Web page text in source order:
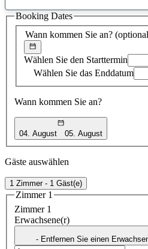
Wann kommen Sie an?
Wählen Sie den Starttermin
Wählen Sie das Enddatum
Wann kommen Sie an?
04. August 05. August
Booking Dates
Gäste auswählen
1 Zimmer - 1 Gäst(e)
Zimmer 1
Zimmer 1
Erwachsene(r)
- Entfernen Sie einen